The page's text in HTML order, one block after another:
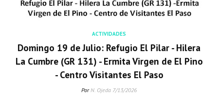
ACTIVIDADES
Domingo 19 de Julio: Refugio El Pilar - Hilera
La Cumbre (GR 131) - Ermita Virgen de El Pino
- Centro Visitantes El Paso
Por N. Ojeda 7/13/2026